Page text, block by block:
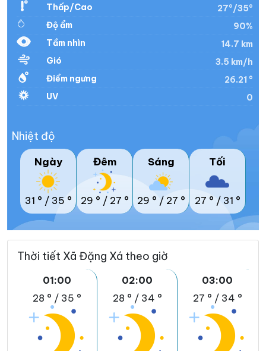
Thấp/Cao
27°/35°
Độ ẩm
90%
Tầm nhìn
14.7 km
Gió
3.5 km/h
Điểm ngưng
26.21 °
UV
0
Nhiệt độ
Ngày
31 ° / 35 °
Đêm
29 ° / 27 °
Sáng
29 ° / 27 °
Tối
27 ° / 31 °
Thời tiết Xã Đặng Xá theo giờ
01:00
28 ° / 35 °
02:00
28 ° / 34 °
03:00
27 ° / 34 °